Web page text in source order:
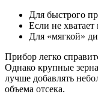
Для быстрого
Если не
Для «мягкой»
Прибор легко
Однако крупные
лучше добавлять
объема отсека.